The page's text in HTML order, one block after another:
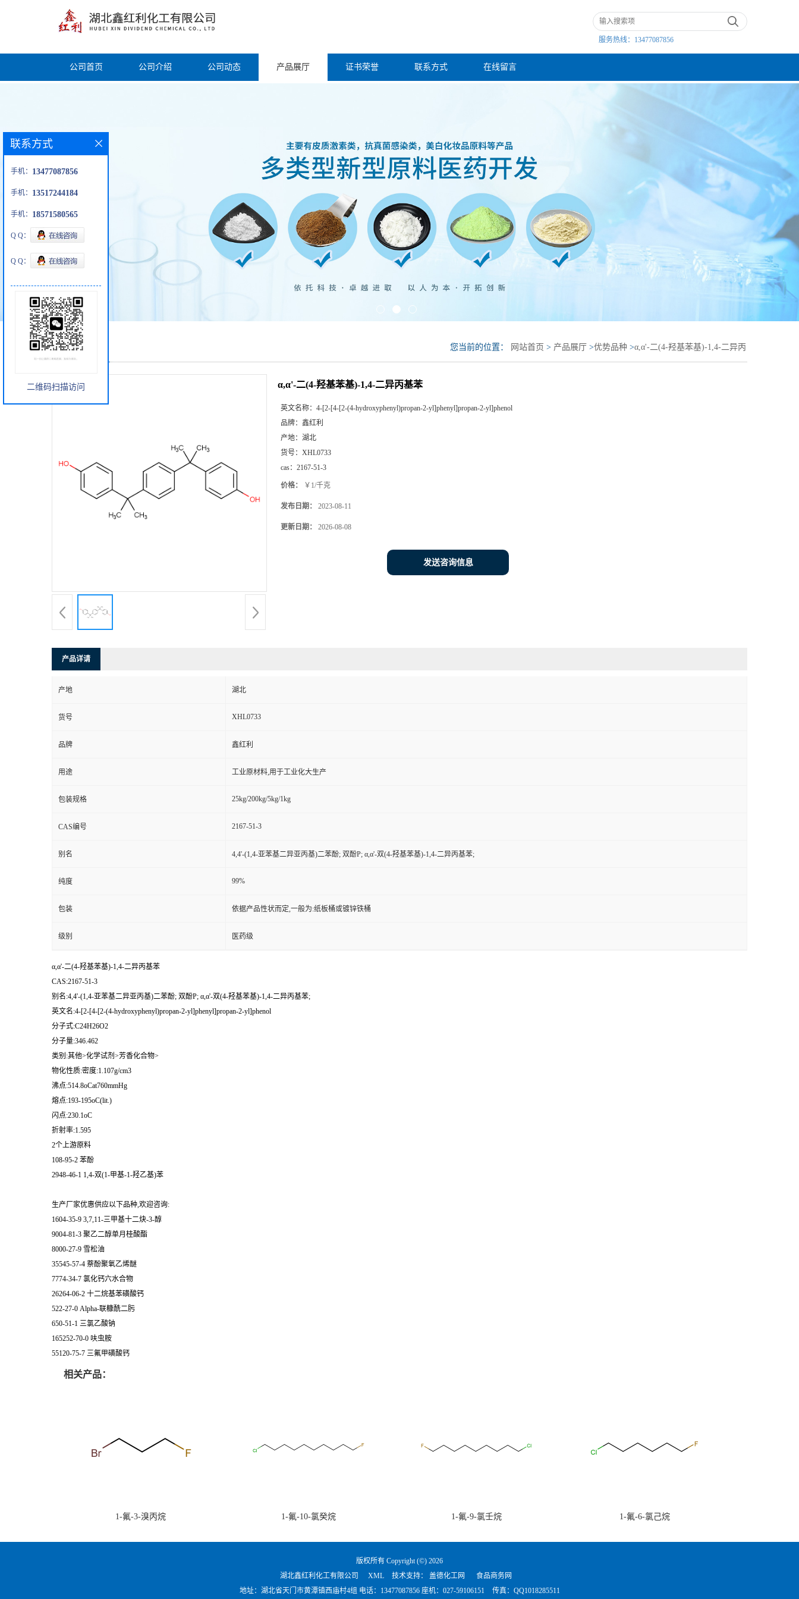
服务热线： 13477087856
公司首页 公司介绍 公司动态 产品展厅 证书荣誉 联系方式 在线留言
产品展厅 您当前的位置： 网站首页 > 产品展厅 >优势品种 >α,α'-二(4-羟基苯基)-1,4-二异丙
α,α'-二(4-羟基苯基)-1,4-二异丙基苯
英文名称： 4-[2-[4-[2-(4-hydroxyphenyl)propan-2-yl]phenyl]propan-2-yl]phenol
品牌： 鑫红利
产地： 湖北
货号： XHL0733
cas： 2167-51-3
价格： ￥1/千克
发布日期： 2023-08-11
更新日期： 2026-08-08
发送咨询信息
产品详请
产地 湖北
货号 XHL0733
品牌 鑫红利
用途 工业原材料,用于工业化大生产
包装规格 25kg/200kg/5kg/1kg
CAS编号 2167-51-3
别名 4,4'-(1,4-亚苯基二异亚丙基)二苯酚; 双酚P; α,α'-双(4-羟基苯基)-1,4-二异丙基苯;
纯度 99%
包装 依据产品性状而定,一般为:纸板桶或镀锌铁桶
级别 医药级
α,α'-二(4-羟基苯基)-1,4-二异丙基苯
CAS:2167-51-3
别名:4,4'-(1,4-亚苯基二异亚丙基)二苯酚; 双酚P; α,α'-双(4-羟基苯基)-1,4-二异丙基苯;
英文名:4-[2-[4-[2-(4-hydroxyphenyl)propan-2-yl]phenyl]propan-2-yl]phenol
分子式:C24H26O2
分子量:346.462
类别:其他>化学试剂>芳香化合物>
物化性质:密度:1.107g/cm3
沸点:514.8oCat760mmHg
熔点:193-195oC(lit.)
闪点:230.1oC
折射率:1.595
2个上游原料
108-95-2 苯酚
2948-46-1 1,4-双(1-甲基-1-羟乙基)苯
生产厂家优惠供应以下品种,欢迎咨询:
1604-35-9 3,7,11-三甲基十二炔-3-醇
9004-81-3 聚乙二醇单月桂酸酯
8000-27-9 雪松油
35545-57-4 萘酚聚氧乙烯醚
7774-34-7 氯化钙六水合物
26264-06-2 十二烷基苯磺酸钙
522-27-0 Alpha-联糠酰二肟
650-51-1 三氯乙酸钠
165252-70-0 呋虫胺
55120-75-7 三氟甲磺酸钙
相关产品：
1-氟-3-溴丙烷 1-氟-10-氯癸烷 1-氟-9-氯壬烷 1-氟-6-氯己烷
联系方式
手机： 13477087856
手机： 13517244184
手机： 18571580565
Q Q：
Q Q：
二维码扫描访问
版权所有 Copyright (©) 2026
湖北鑫红利化工有限公司
XML 技术支持： 盖德化工网
食品商务网
地址：湖北省天门市黄潭镇西庙村4组 电话：
13477087856 座机：027-59106151 传真：QQ1018285511